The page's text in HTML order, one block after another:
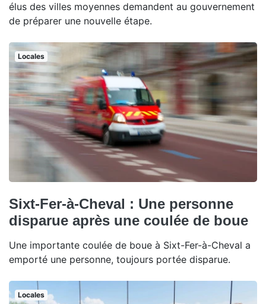
élus des villes moyennes demandent au gouvernement
de préparer une nouvelle étape.
Locales
Sixt-Fer-à-Cheval : Une personne
disparue après une coulée de boue
Une importante coulée de boue à Sixt-Fer-à-Cheval a
emporté une personne, toujours portée disparue.
Locales